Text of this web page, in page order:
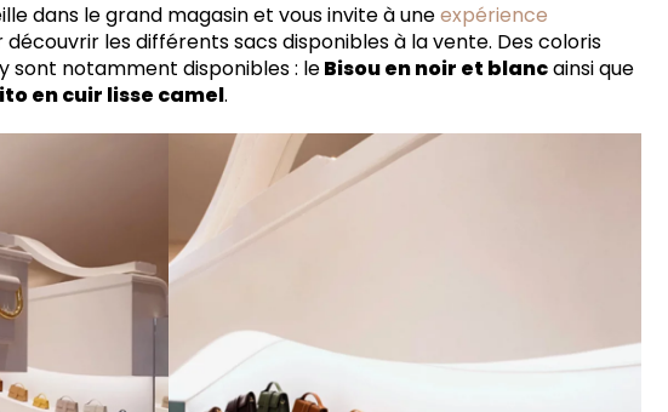
dans le grand magasin et vous invite à uneexpérience
les différents sacs disponibles à la vente. Des coloris
sont notamment disponibles : leBisou en noir et blancainsi que
en cuir lisse camel.